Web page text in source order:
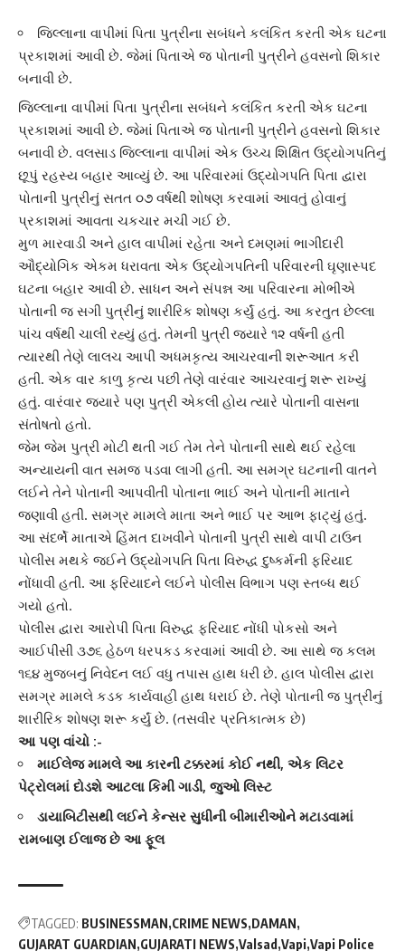
જિલ્લાના વાપીમાં પિતા પુત્રીના સબંધને કલંકિત કરતી એક ઘટના
પ્રકાશમાં આવી છે. જેમાં પિતાએ જ પોતાની પુત્રીને હવસનો શિકાર
બનાવી છે.
જિલ્લાના વાપીમાં પિતા પુત્રીના સબંધને કલંકિત કરતી એક ઘટના
પ્રકાશમાં આવી છે. જેમાં પિતાએ જ પોતાની પુત્રીને હવસનો શિકાર
બનાવી છે. વલસાડ જિલ્લાના વાપીમાં એક ઉચ્ચ શિક્ષિત ઉદ્યોગપતિનું
છૂપું રહસ્ય બહાર આવ્યું છે. આ પરિવારમાં ઉદ્યોગપતિ પિતા દ્વારા
પોતાની પુત્રીનું સતત ૦૭ વર્ષથી શોષણ કરવામાં આવતું હોવાનું
પ્રકાશમાં આવતા ચકચાર મચી ગઈ છે.
મુળ મારવાડી અને હાલ વાપીમાં રહેતા અને દમણમાં ભાગીદારી
ઔદ્યોગિક એકમ ધરાવતા એક ઉદ્યોગપતિની પરિવારની ઘૃણાસ્પદ
ઘટના બહાર આવી છે. સાધન અને સંપન્ન આ પરિવારના મોભીએ
પોતાની જ સગી પુત્રીનું શારીરિક શોષણ કર્યું હતું. આ કરતુત છેલ્લા
પાંચ વર્ષથી ચાલી રહ્યું હતું. તેમની પુત્રી જ્યારે ૧૨ વર્ષની હતી
ત્યારથી તેણે લાલચ આપી અધમકૃત્ય આચરવાની શરૂઆત કરી
હતી. એક વાર કાળુ કૃત્ય પછી તેણે વારંવાર આચરવાનું શરૂ રાખ્યું
હતું. વારંવાર જ્યારે પણ પુત્રી એકલી હોય ત્યારે પોતાની વાસના
સંતોષતો હતો.
જેમ જેમ પુત્રી મોટી થતી ગઈ તેમ તેને પોતાની સાથે થઈ રહેલા
અન્યાયની વાત સમજ પડવા લાગી હતી. આ સમગ્ર ઘટનાની વાતને
લઈને તેને પોતાની આપવીતી પોતાના ભાઈ અને પોતાની માતાને
જણાવી હતી. સમગ્ર મામલે માતા અને ભાઈ પર આભ ફાટ્યું હતું.
આ સંદર્ભે માતાએ હિંમત દાખવીને પોતાની પુત્રી સાથે વાપી ટાઉન
પોલીસ મથકે જઈને ઉદ્યોગપતિ પિતા વિરુદ્ધ દુષ્કર્મની ફરિયાદ
નોંધાવી હતી. આ ફરિયાદને લઈને પોલીસ વિભાગ પણ સ્તબ્ધ થઈ
ગયો હતો.
પોલીસ દ્વારા આરોપી પિતા વિરુદ્ધ ફરિયાદ નોંધી પોકસો અને
આઈપીસી ૩૭૬ હેઠળ ધરપકડ કરવામાં આવી છે. આ સાથે જ કલમ
૧૬૪ મુજબનું નિવેદન લઈ વધુ તપાસ હાથ ધરી છે. હાલ પોલીસ દ્વારા
સમગ્ર મામલે કડક કાર્યવાહી હાથ ધરાઈ છે. તેણે પોતાની જ પુત્રીનું
શારીરિક શોષણ શરૂ કર્યું છે. (તસવીર પ્રતિકાત્મક છે)
આ પણ વાંચો :-
માઈલેજ મામલે આ કારની ટક્કરમાં કોઈ નથી, એક લિટર
પેટ્રોલમાં દોડશે આટલા કિમી ગાડી, જુઓ લિસ્ટ
ડાયાબિટીસથી લઈને કેન્સર સુધીની બીમારીઓને મટાડવામાં
રામબાણ ઈલાજ છે આ ફૂલ
TAGGED: BUSINESSMAN CRIME NEWS DAMAN
GUJARAT GUARDIAN GUJARATI NEWS Valsad Vapi Vapi Police